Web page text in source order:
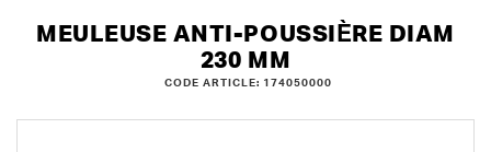
MEULEUSE ANTI-POUSSIÈRE DIAM
230 MM
CODE ARTICLE: 174050000